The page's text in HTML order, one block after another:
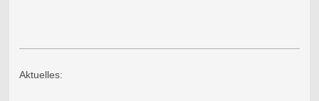
Aktuelles: